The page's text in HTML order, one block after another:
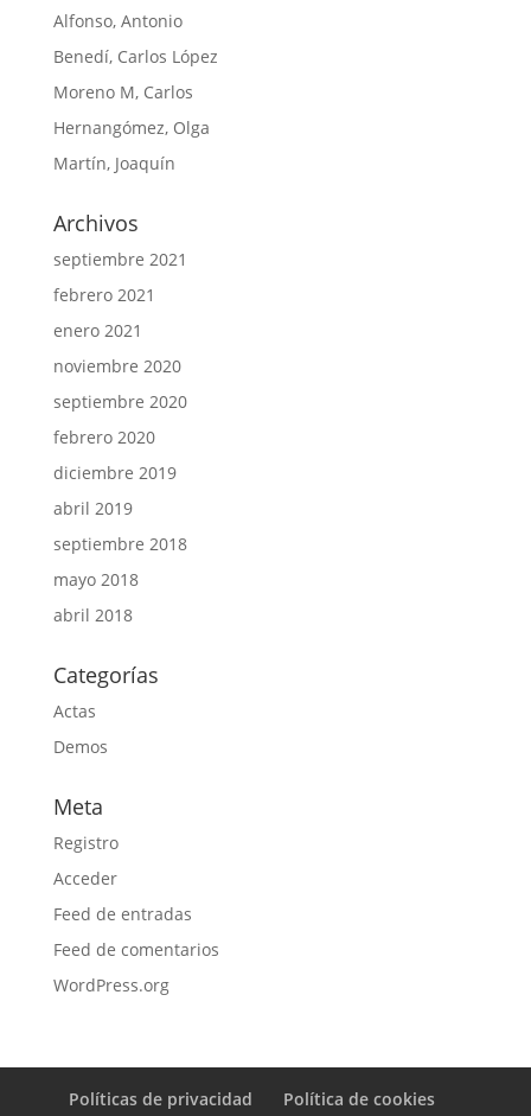
Alfonso, Antonio
Benedí, Carlos López
Moreno M, Carlos
Hernangómez, Olga
Martín, Joaquín
Archivos
septiembre 2021
febrero 2021
enero 2021
noviembre 2020
septiembre 2020
febrero 2020
diciembre 2019
abril 2019
septiembre 2018
mayo 2018
abril 2018
Categorías
Actas
Demos
Meta
Registro
Acceder
Feed de entradas
Feed de comentarios
WordPress.org
Políticas de privacidad
Política de cookies